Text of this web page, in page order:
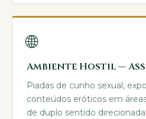
🌐
Ambiente Hostil —
Piadas de cunho sexual,
conteúdos eróticos em
de duplo sentido